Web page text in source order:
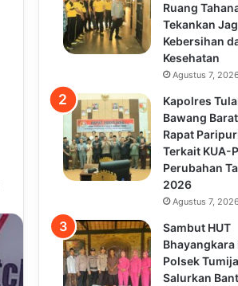
Ruang
Tekankan
Kebersihan
Kesehatan
Agustus 7, 2026
Kapolres
Bawang
Rapat
Terkait KUA-
Perubahan
2026
Agustus 7, 2026
Sambut HUT
Polsek
Salurkan